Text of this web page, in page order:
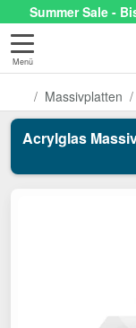
Summer Sale -
Menü
Massivplatten
Acrylglas